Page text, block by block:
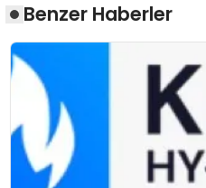
Benzer Haberler